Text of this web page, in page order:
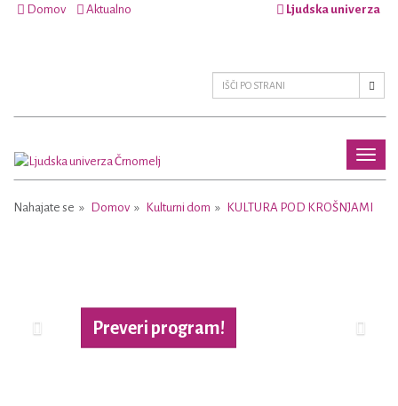
Domov Aktualno Ljudska univerza
Nahajate se Domov Kulturni dom KULTURA POD KROŠNJAMI
Preveri program!